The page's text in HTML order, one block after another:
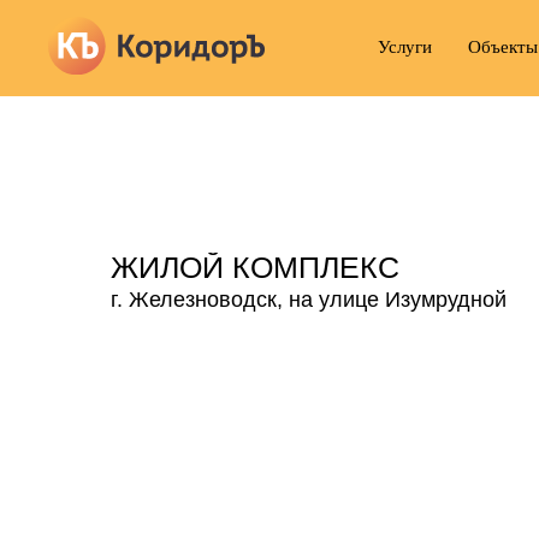
Услуги Объекты
ЖИЛОЙ КОМПЛЕКС
г. Железноводск, на улице Изумрудной